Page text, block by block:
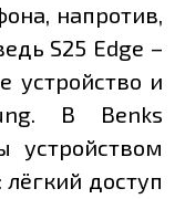
напротив,
S25 Edge –
устройство и
В Benks
устройством
доступ